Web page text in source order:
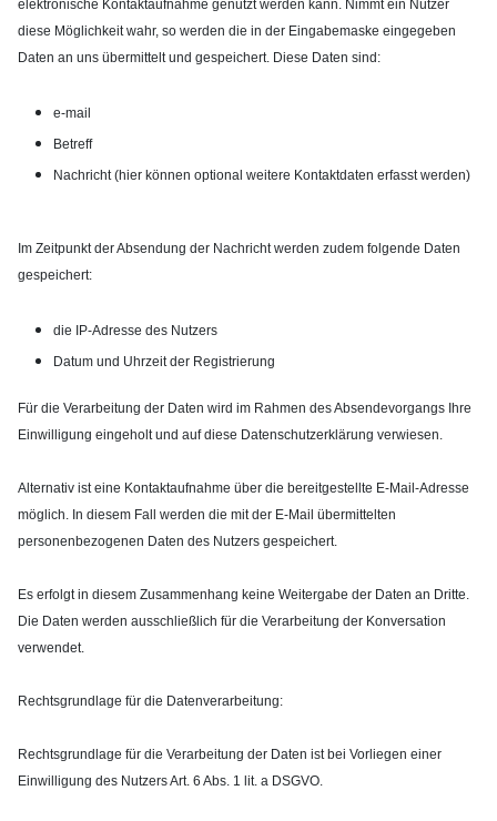
elektronische Kontaktaufnahme genutzt werden kann. Nimmt ein Nutzer
diese Möglichkeit wahr, so werden die in der Eingabemaske eingegeben
Daten an uns übermittelt und gespeichert. Diese Daten sind:
e-mail
Betreff
Nachricht (hier können optional weitere Kontaktdaten erfasst werden)
Im Zeitpunkt der Absendung der Nachricht werden zudem folgende Daten
gespeichert:
die IP-Adresse des Nutzers
Datum und Uhrzeit der Registrierung
Für die Verarbeitung der Daten wird im Rahmen des Absendevorgangs Ihre
Einwilligung eingeholt und auf diese Datenschutzerklärung verwiesen.
Alternativ ist eine Kontaktaufnahme über die bereitgestellte E-Mail-Adresse
möglich. In diesem Fall werden die mit der E-Mail übermittelten
personenbezogenen Daten des Nutzers gespeichert.
Es erfolgt in diesem Zusammenhang keine Weitergabe der Daten an Dritte.
Die Daten werden ausschließlich für die Verarbeitung der Konversation
verwendet.
Rechtsgrundlage für die Datenverarbeitung:
Rechtsgrundlage für die Verarbeitung der Daten ist bei Vorliegen einer
Einwilligung des Nutzers Art. 6 Abs. 1 lit. a DSGVO.